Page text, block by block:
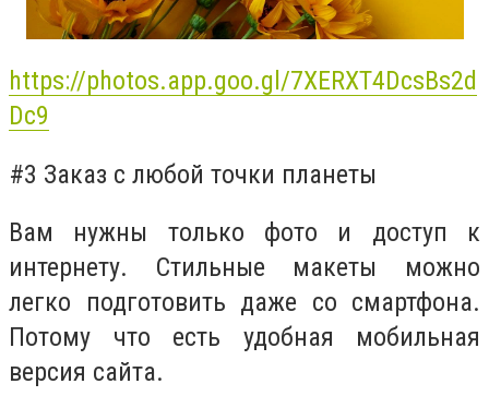
https://photos.app.goo.gl/7XERXT4DcsBs2d
Dc9
#3 Заказ с любой точки планеты
Вам нужны только фото и доступ к
интернету. Стильные макеты можно
легко подготовить даже со смартфона.
Потому что есть удобная мобильная
версия сайта.